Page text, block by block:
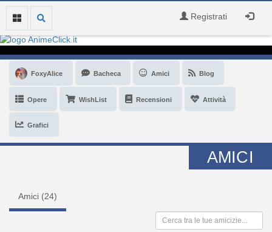
Registrati
FoxyAlice Bacheca Amici Blog
Opere WishList Recensioni Attività
Grafici
AMICI
Amici (24)